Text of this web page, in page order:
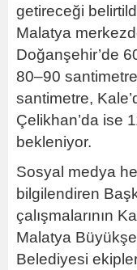
getireceği
Malatya
Doğanşehir’de
80–90
santimetre,
Çelikhan’da ise
bekleniyor.
Sosyal medya
bilgilendiren
çalışmalarının
Malatya
Belediyesi